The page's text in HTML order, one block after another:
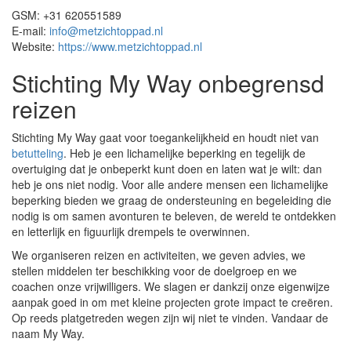
GSM: +31 620551589
E-mail: info@metzichtoppad.nl
Website: https://www.metzichtoppad.nl
Stichting My Way onbegrensd
reizen
Stichting My Way gaat voor toegankelijkheid en houdt niet van
betutteling. Heb je een lichamelijke beperking en tegelijk de
overtuiging dat je onbeperkt kunt doen en laten wat je wilt: dan
heb je ons niet nodig. Voor alle andere mensen een lichamelijke
beperking bieden we graag de ondersteuning en begeleiding die
nodig is om samen avonturen te beleven, de wereld te ontdekken
en letterlijk en figuurlijk drempels te overwinnen.
We organiseren reizen en activiteiten, we geven advies, we
stellen middelen ter beschikking voor de doelgroep en we
coachen onze vrijwilligers. We slagen er dankzij onze eigenwijze
aanpak goed in om met kleine projecten grote impact te creëren.
Op reeds platgetreden wegen zijn wij niet te vinden. Vandaar de
naam My Way.